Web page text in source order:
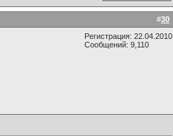
#30
Регистрация: 22.04.2010
Сообщений: 9,110